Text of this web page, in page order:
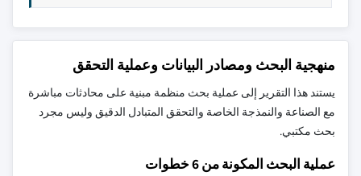
منهجية البحث ومصادر البيانات وعملية التحقق
يستند هذا التقرير إلى عملية بحث منظمة مبنية على محادثات مباشرة
مع الصناعة والنمذجة الخاصة والتحقق المتبادل الدقيق وليس مجرد
بحث مكتبي.
عملية البحث المكونة من 6 خطوات